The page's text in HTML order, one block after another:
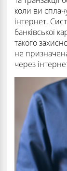
коли ви
інтернет.
банківської
такого
не
через